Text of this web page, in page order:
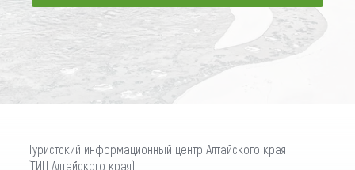
ПОДПИСАТЬСЯ
Туристский информационный центр Алтайского края
(ТИЦ Алтайского края)